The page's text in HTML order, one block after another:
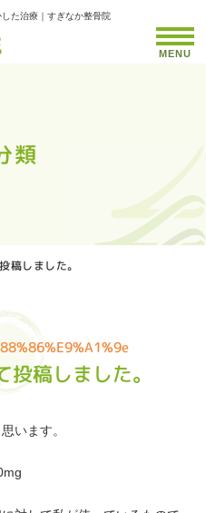
た治療｜すぎなか整骨院
類
類
類
類
類
類
類
類
類
類
類
類
類
類
類
類
類
類
類
類
類
類
類
類
類
類
MENU
稿しました。
稿しました。
います。